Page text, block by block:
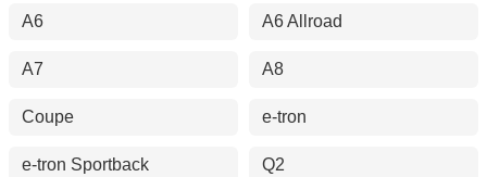
A6 A6 Allroad
A7 A8
Coupe e-tron
e-tron Sportback Q2